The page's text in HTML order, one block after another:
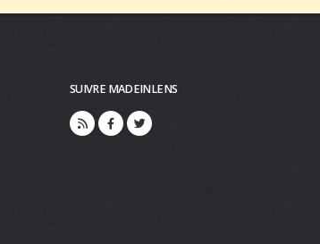
SUIVRE MADEINLENS